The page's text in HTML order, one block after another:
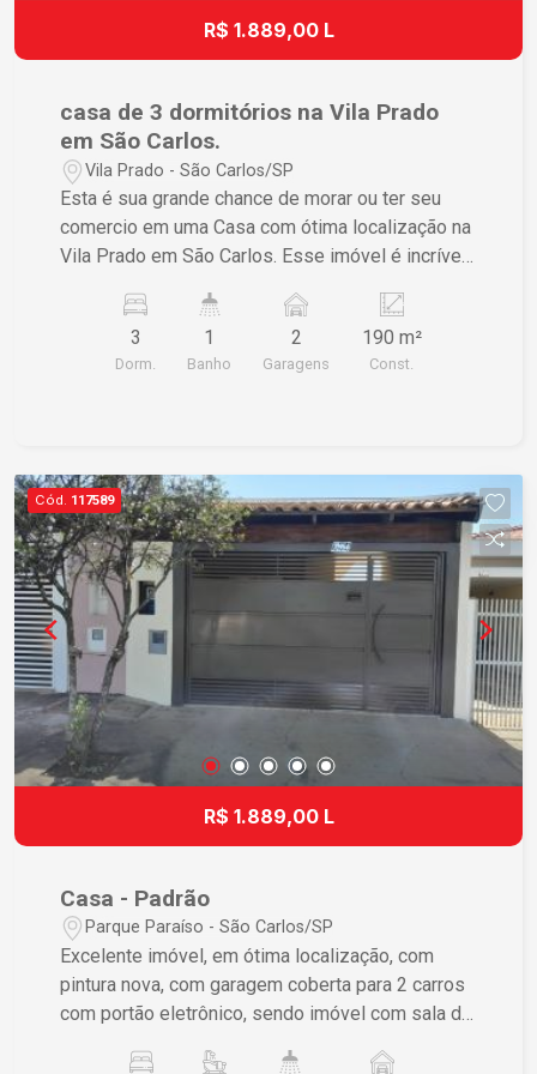
R$ 1.889,00 L
casa de 3 dormitórios na Vila Prado
em São Carlos.
Vila Prado - São Carlos/SP
Esta é sua grande chance de morar ou ter seu
comercio em uma Casa com ótima localização na
Vila Prado em São Carlos. Esse imóvel é incrível
momentos junto de sua família. 1 Banheiro 1
Cozinha 3 Dormitórios 1 Sala 1 Lavanderia 1
Quintal Não deixe de conhecer esse imóvel de
3
Dorm.
1
Banho
2
Garagens
190 m²
Const.
Cód. 117589
R$ 1.889,00 L
Casa - Padrão
Parque Paraíso - São Carlos/SP
Excelente imóvel, em ótima localização, com
pintura nova, com garagem coberta para 2 carros
com portão eletrônico, sendo imóvel com sala de